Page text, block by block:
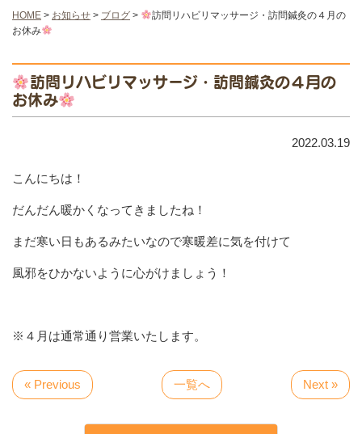
HOME > お知らせ > ブログ >
訪問リハビリマッサージ・訪問鍼灸の４月の
お休み
訪問リハビリマッサージ・訪問鍼灸の４月の
お休み
2022.03.19
こんにちは！
だんだん暖かくなってきましたね！
まだ寒い日もあるみたいなので寒暖差に気を付けて
風邪をひかないように心がけましょう！
※４月は通常通り営業いたします。
« Previous 一覧へ Next »